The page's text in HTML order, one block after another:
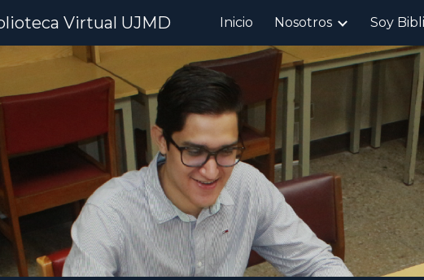
Skip to main content
Virtual UJMD Inicio Nosotros Soy